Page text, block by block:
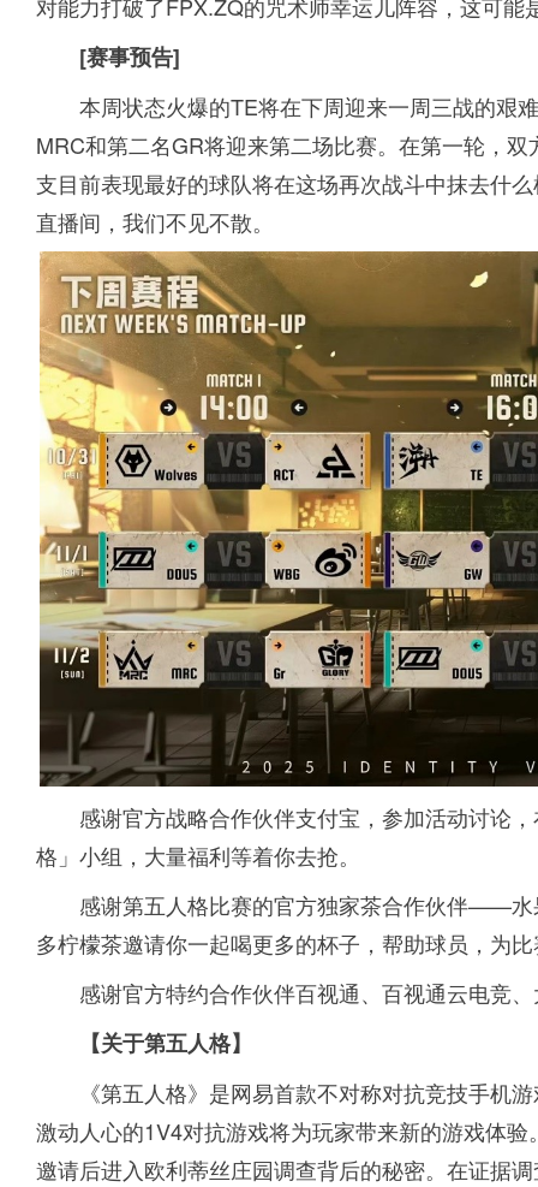
[赛事预告]
本周状态火爆的TE将在下周迎来一周三战的艰
MRC和第二名GR将迎来第二场比赛。在第一轮，
支目前表现最好的球队将在这场再次战斗中抹去什
直播间，我们不见不散。
感谢官方战略合作伙伴支付宝，参加活动讨论
格」小组，大量福利等着你去抢。
感谢第五人格比赛的官方独家茶合作伙伴——
多柠檬茶邀请你一起喝更多的杯子，帮助球员，为
感谢官方特约合作伙伴百视通、百视通云电竞
【关于第五人格】
《第五人格》是网易首款不对称对抗竞技手机
激动人心的1V4对抗游戏将为玩家带来新的游戏体
邀请后进入欧利蒂丝庄园调查背后的秘密。在证据